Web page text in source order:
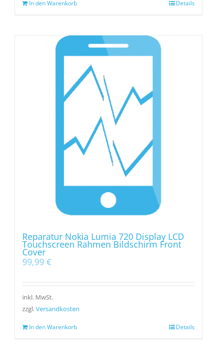
In den Warenkorb Details
Reparatur Nokia Lumia 720 Display LCD
Touchscreen Rahmen Bildschirm Front
Cover
99,99 €
inkl. MwSt.
zzgl.Versandkosten
In den Warenkorb Details